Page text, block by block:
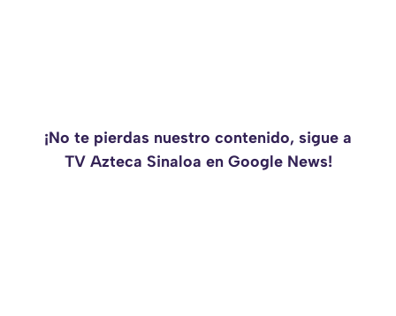
¡No te pierdas nuestro contenido, sigue a
TV Azteca Sinaloa en Google News!